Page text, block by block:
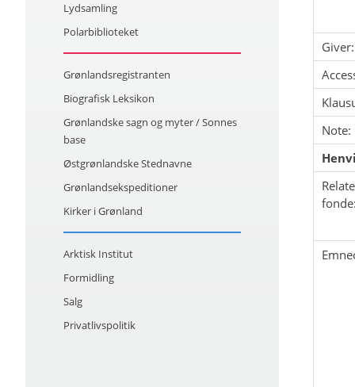
Lydsamling
Polarbiblioteket
Grønlandsregistranten
Biografisk Leksikon
Grønlandske sagn og myter / Sonnes
base
Østgrønlandske Stednavne
Grønlandsekspeditioner
Kirker i Grønland
Arktisk Institut
Formidling
Salg
Privatlivspolitik
Giver:
Note: